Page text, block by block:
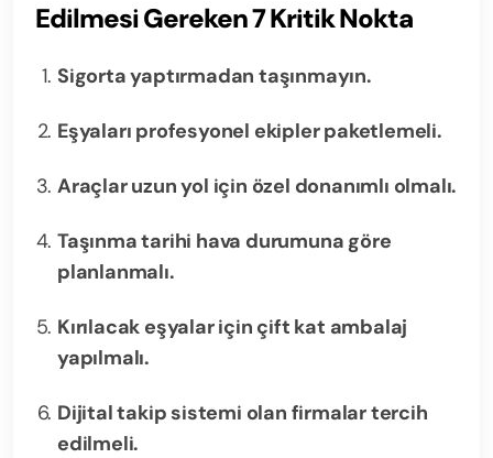
Edilmesi Gereken 7 Kritik Nokta
Sigorta yaptırmadan taşınmayın.
Eşyaları profesyonel ekipler paketlemeli.
Araçlar uzun yol için özel donanımlı olmalı.
Taşınma tarihi hava durumuna göre
planlanmalı.
Kırılacak eşyalar için çift kat ambalaj
yapılmalı.
Dijital takip sistemi olan firmalar tercih
edilmeli.